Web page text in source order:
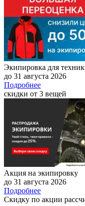
Экипировка для
до 31 августа 2026
Подробнее
скидки от 3 вещей
Акция на экипировку
до 31 августа 2026
Подробнее
Скидку по акции